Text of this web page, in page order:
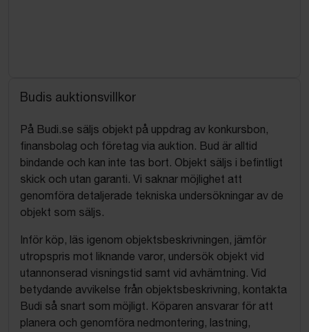
Budis auktionsvillkor
På Budi.se säljs objekt på uppdrag av konkursbon,
finansbolag och företag via auktion. Bud är alltid
bindande och kan inte tas bort. Objekt säljs i befintligt
skick och utan garanti. Vi saknar möjlighet att
genomföra detaljerade tekniska undersökningar av de
objekt som säljs.
Inför köp, läs igenom objektsbeskrivningen, jämför
utropspris mot liknande varor, undersök objekt vid
utannonserad visningstid samt vid avhämtning. Vid
betydande avvikelse från objektsbeskrivning, kontakta
Budi så snart som möjligt. Köparen ansvarar för att
planera och genomföra nedmontering, lastning,